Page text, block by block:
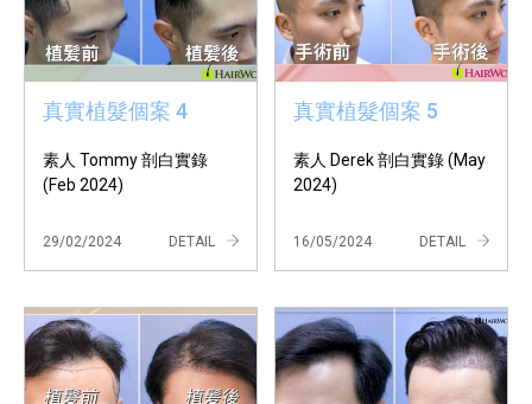
真實植髮個案 4
素人 Tommy 剖白實錄
(Feb 2024)
29/02/2024 DETAIL
真實植髮個案 5
素人 Derek 剖白實錄 (May
2024)
16/05/2024 DETAIL